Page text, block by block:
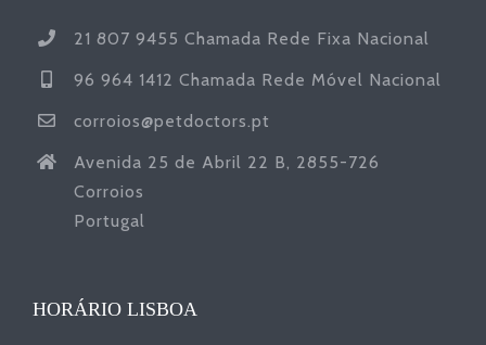
21 807 9455 Chamada Rede Fixa Nacional
96 964 1412 Chamada Rede Móvel Nacional
corroios@petdoctors.pt
Avenida 25 de Abril 22 B, 2855-726
Corroios
Portugal
HORÁRIO LISBOA